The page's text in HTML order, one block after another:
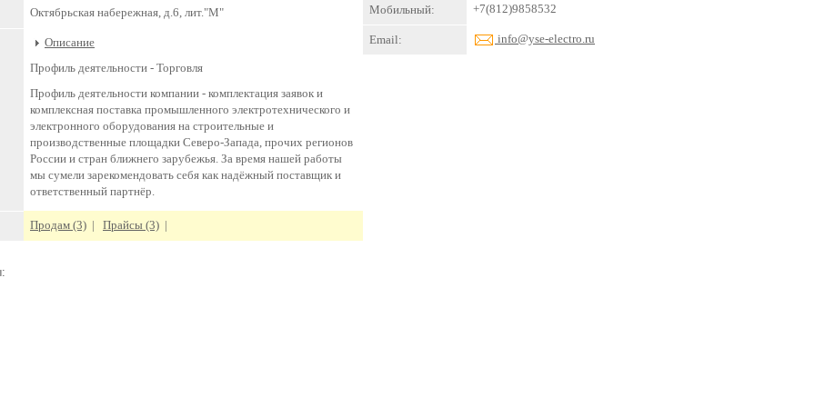
Октябрьская набережная, д.6, лит."М"
Описание
Профиль деятельности - Торговля
Профиль деятельности компании - комплектация заявок и
комплексная поставка промышленного электротехнического и
электронного оборудования на строительные и
производственные площадки Северо-Запада, прочих регионов
России и стран ближнего зарубежья. За время нашей работы
мы сумели зарекомендовать себя как надёжный поставщик и
ответственный партнёр.
Продам (3) | Прайсы (3) |
Мобильный: +7(812)9858532
Email: info@yse-electro.ru